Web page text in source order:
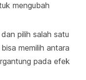
mengubah
pilih salah satu
memilih antara
pada efek